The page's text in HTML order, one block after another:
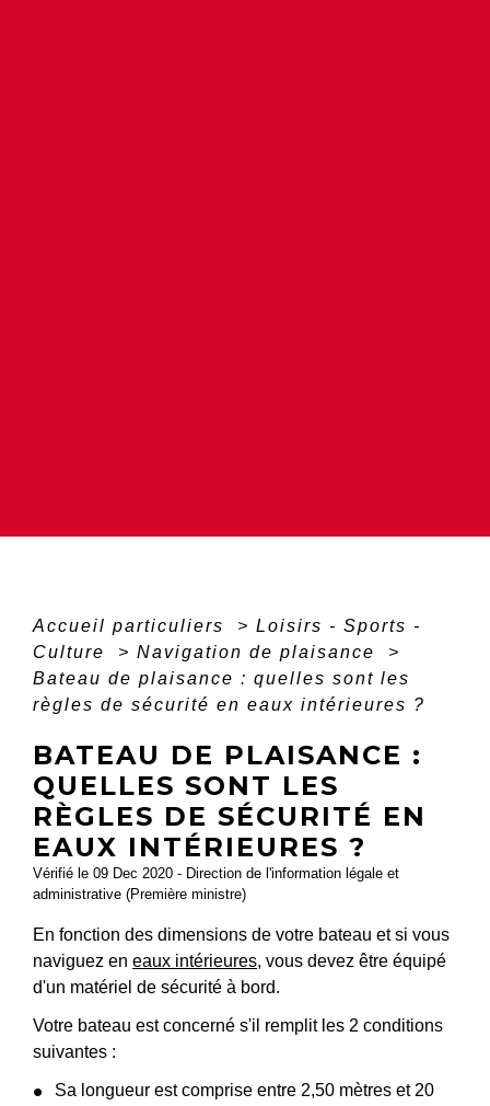
Accueil particuliers > Loisirs - Sports -
Culture
> Navigation de plaisance
>
Bateau de plaisance : quelles sont les
règles de sécurité en eaux intérieures ?
BATEAU DE PLAISANCE :
QUELLES SONT LES
RÈGLES DE SÉCURITÉ EN
EAUX INTÉRIEURES ?
Vérifié le 09 Dec 2020 - Direction de l'information légale et
administrative (Première ministre)
En fonction des dimensions de votre bateau et si vous
naviguez en eaux intérieures, vous devez être équipé
d'un matériel de sécurité à bord.
Votre bateau est concerné s'il remplit les 2 conditions
suivantes :
Sa longueur est comprise entre 2,50 mètres et 20